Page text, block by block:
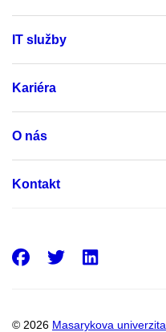
IT služby
Kariéra
O nás
Kontakt
© 2026 Masarykova univerzita
Facebook
Twitter